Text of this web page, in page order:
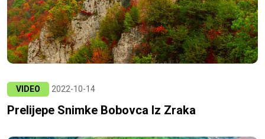
VIDEO 2022-10-14
Prelijepe Snimke Bobovca Iz Zraka